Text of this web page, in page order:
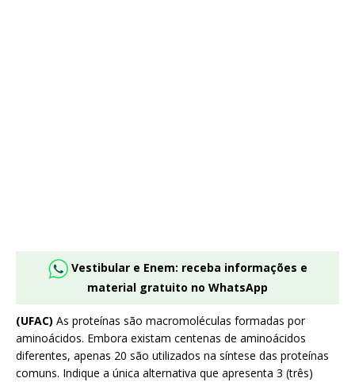
Vestibular e Enem: receba informações e
material gratuito no WhatsApp
(UFAC) As proteínas são macromoléculas formadas por
aminoácidos. Embora existam centenas de aminoácidos
diferentes, apenas 20 são utilizados na síntese das proteínas
comuns. Indique a única alternativa que apresenta 3 (três)